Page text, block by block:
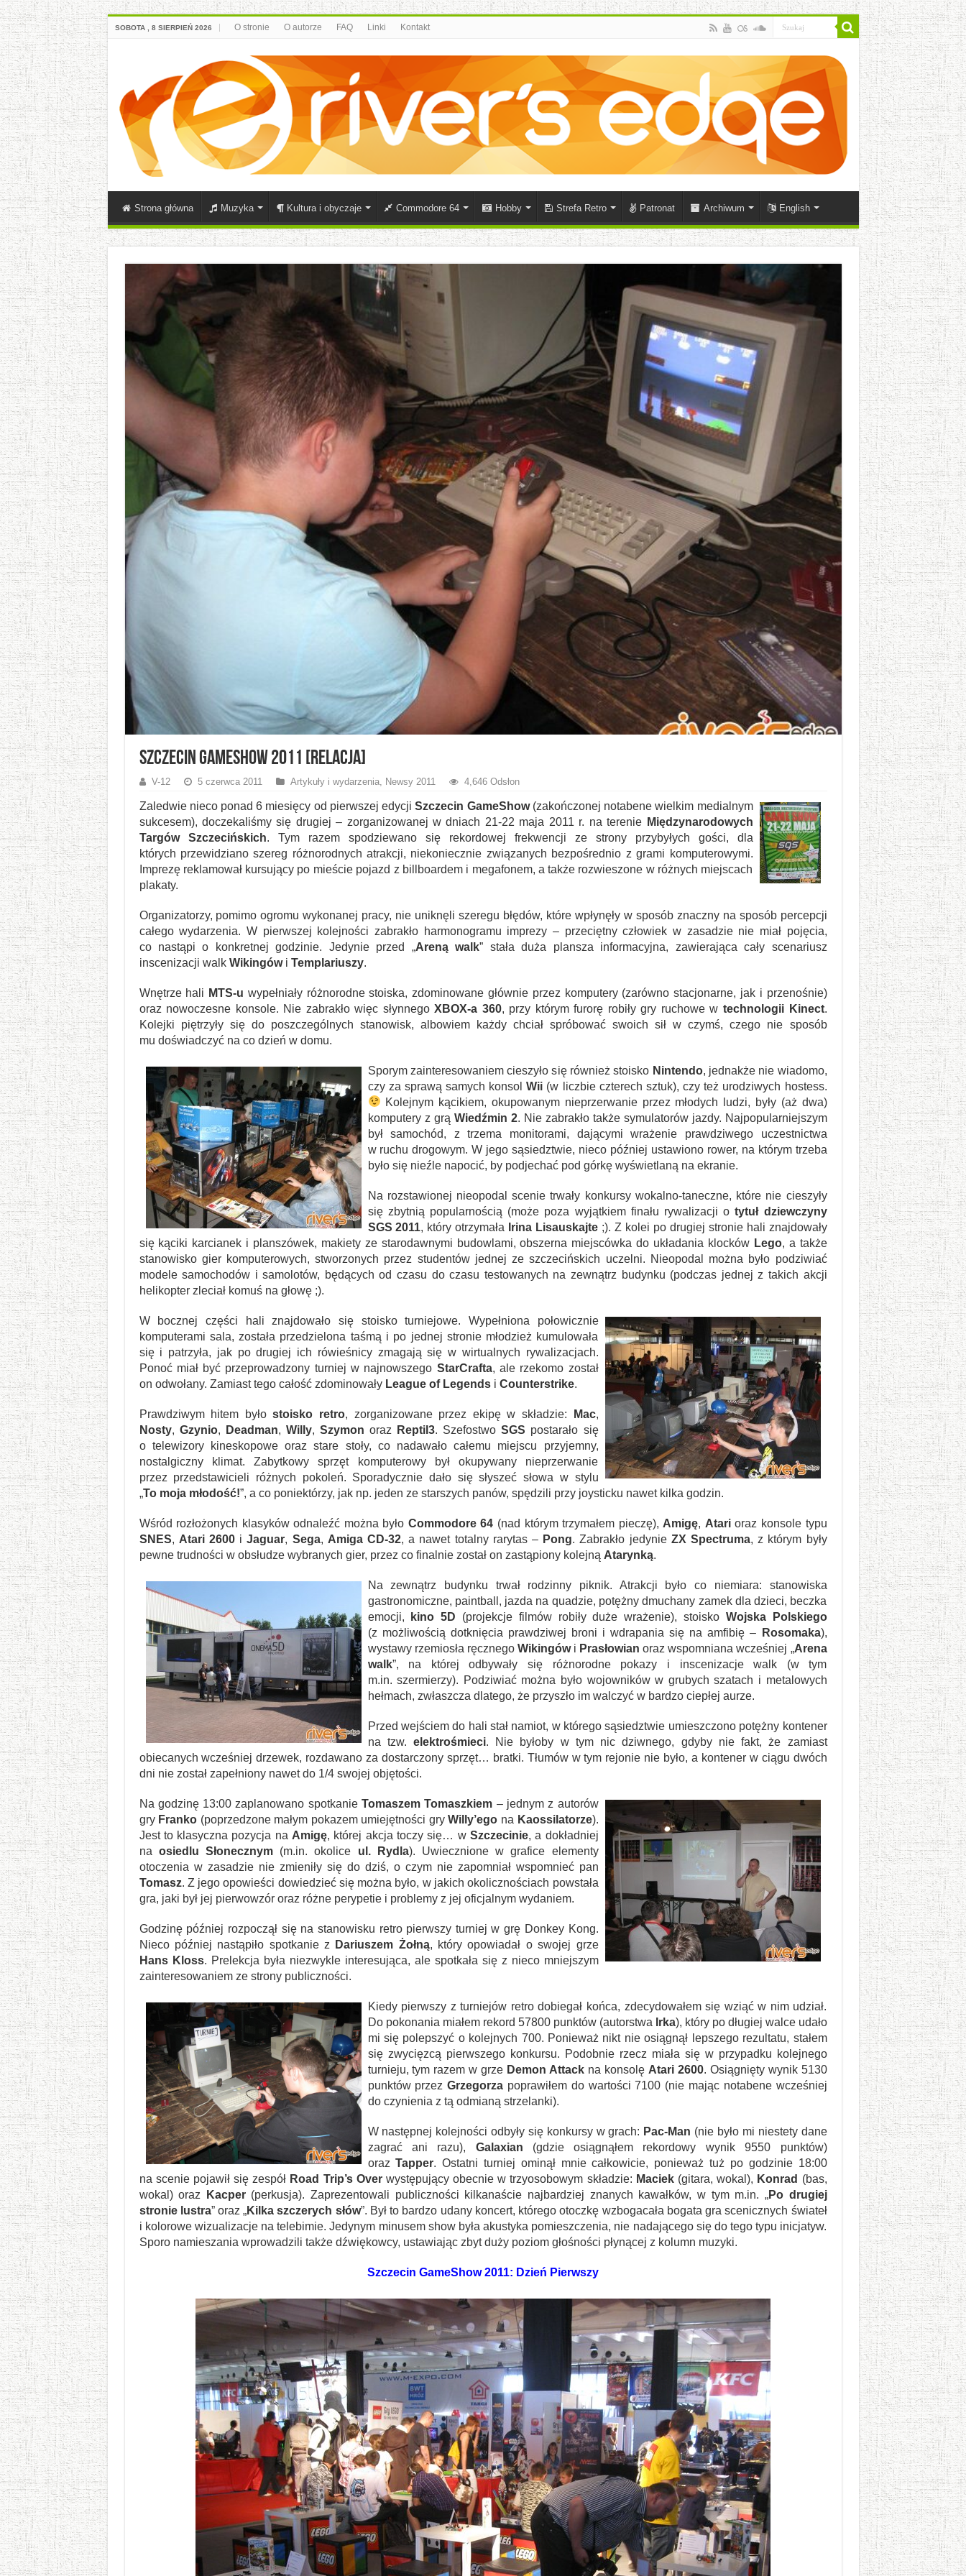
SOBOTA , 8 SIERPIEŃ 2026 O stronie O autorze FAQ Linki Kontakt
Strona główna Muzyka Kultura i obyczaje Commodore 64 Hobby Strefa Retro Patronat Archiwum English
Szczecin GameShow 2011 [relacja]
V-12 5 czerwca 2011 Artykuły i wydarzenia, Newsy 2011 4,646 Odsłon
Zaledwie nieco ponad 6 miesięcy od pierwszej edycjiSzczecin GameShow(zakończonej notabene wielkim medialnym
sukcesem), doczekaliśmy się drugiej – zorganizowanej w dniach 21-22 maja 2011 r. na terenie Międzynarodowych
Targów Szczecińskich. Tym razem spodziewano się rekordowej frekwencji ze strony przybyłych gości, dla
których przewidziano szereg różnorodnych atrakcji, niekoniecznie związanych bezpośrednio z grami komputerowymi.
Imprezę reklamował kursujący po mieście pojazd z billboardem i megafonem, a także rozwieszone w różnych miejscach
plakaty.
Organizatorzy, pomimo ogromu wykonanej pracy, nie uniknęli szeregu błędów, które wpłynęły w sposób znaczny na sposób percepcji
całego wydarzenia. W pierwszej kolejności zabrakło harmonogramu imprezy – przeciętny człowiek w zasadzie nie miał pojęcia,
co nastąpi o konkretnej godzinie. Jedynie przed „Areną walk” stała duża plansza informacyjna, zawierająca cały scenariusz
inscenizacji walk Wikingówi Templariuszy.
Wnętrze hali MTS-u wypełniały różnorodne stoiska, zdominowane głównie przez komputery (zarówno stacjonarne, jak i przenośnie)
oraz nowoczesne konsole. Nie zabrakło więc słynnegoXBOX-a 360, przy którym furorę robiły gry ruchowe w technologii Kinect.
Kolejki piętrzyły się do poszczególnych stanowisk, albowiem każdy chciał spróbować swoich sił w czymś, czego nie sposób
mu doświadczyć na co dzień w domu.
Sporym zainteresowaniem cieszyło się również stoisko Nintendo, jednakże nie wiadomo,
czy za sprawą samych konsolWii (w liczbie czterech sztuk), czy też urodziwych hostess.
Kolejnym kącikiem, okupowanym nieprzerwanie przez młodych ludzi, były (aż dwa)
komputery z grą Wiedźmin 2. Nie zabrakło także symulatorów jazdy. Najpopularniejszym
był samochód, z trzema monitorami, dającymi wrażenie prawdziwego uczestnictwa
w ruchu drogowym. W jego sąsiedztwie, nieco później ustawiono rower, na którym trzeba
było się nieźle napocić, by podjechać pod górkę wyświetlaną na ekranie.
Na rozstawionej nieopodal scenie trwały konkursy wokalno-taneczne, które nie cieszyły
się zbytnią popularnością (może poza wyjątkiem finału rywalizacji otytuł dziewczyny
SGS 2011, który otrzymała Irina Lisauskajte ;). Z kolei po drugiej stronie hali znajdowały
się kąciki karcianek i planszówek, makiety ze starodawnymi budowlami, obszerna miejscówka do układania klocków Lego, a także
stanowisko gier komputerowych, stworzonych przez studentów jednej ze szczecińskich uczelni. Nieopodal można było podziwiać
modele samochodów i samolotów, będących od czasu do czasu testowanych na zewnątrz budynku (podczas jednej z takich akcji
helikopter zleciał komuś na głowę ;).
W bocznej części hali znajdowało się stoisko turniejowe. Wypełniona połowicznie
komputerami sala, została przedzielona taśmą i po jednej stronie młodzież kumulowała
się i patrzyła, jak po drugiej ich rówieśnicy zmagają się w wirtualnych rywalizacjach.
Ponoć miał być przeprowadzony turniej w najnowszego StarCrafta, ale rzekomo został
on odwołany. Zamiast tego całość zdominowały League of Legendsi Counterstrike.
Prawdziwym hitem byłostoisko retro, zorganizowane przez ekipę w składzie: Mac,
Nosty, Gzynio, Deadman, Willy, Szymon oraz Reptil3. SzefostwoSGS postarało się
o telewizory kineskopowe oraz stare stoły, co nadawało całemu miejscu przyjemny,
nostalgiczny klimat. Zabytkowy sprzęt komputerowy był okupywany nieprzerwanie
przez przedstawicieli różnych pokoleń. Sporadycznie dało się słyszeć słowa w stylu
„To moja młodość!”, a co poniektórzy, jak np. jeden ze starszych panów, spędzili przy joysticku nawet kilka godzin.
Wśród rozłożonych klasyków odnaleźć można było Commodore 64 (nad którym trzymałem pieczę), Amigę, Atarioraz konsole typu
SNES, Atari 2600iJaguar, Sega, Amiga CD-32, a nawet totalny rarytas – Pong. Zabrakło jedynie ZX Spectruma, z którym były
pewne trudności w obsłudze wybranych gier, przez co finalnie został on zastąpiony kolejną Atarynką.
Na zewnątrz budynku trwał rodzinny piknik. Atrakcji było co niemiara: stanowiska
gastronomiczne, paintball, jazda na quadzie, potężny dmuchany zamek dla dzieci, beczka
emocji,
kino 5D (projekcje filmów robiły duże wrażenie), stoisko Wojska Polskiego
(z możliwością dotknięcia prawdziwej broni i wdrapania się na amfibię –
Rosomaka),
wystawy rzemiosła ręcznego Wikingówi Prasłowian oraz wspomniana wcześniej „Arena
walk”, na której odbywały się różnorodne pokazy i inscenizacje walk (w tym
m.in. szermierzy). Podziwiać można było wojowników w grubych szatach i metalowych
hełmach, zwłaszcza dlatego, że przyszło im walczyć w bardzo ciepłej aurze.
Przed wejściem do hali stał namiot, w którego sąsiedztwie umieszczono potężny kontener
na tzw. elektrośmieci. Nie byłoby w tym nic dziwnego, gdyby nie fakt, że zamiast
obiecanych wcześniej drzewek, rozdawano za dostarczony sprzęt… bratki. Tłumów w tym rejonie nie było, a kontener w ciągu dwóch
dni nie został zapełniony nawet do 1/4 swojej objętości.
Na godzinę 13:00 zaplanowano spotkanie Tomaszem Tomaszkiem – jednym z autorów
gry Franko (poprzedzone małym pokazem umiejętności gryWilly’ego na Kaossilatorze).
Jest to klasyczna pozycja na Amigę, której akcja toczy się… w Szczecinie, a dokładniej
na osiedlu Słonecznym(m.in. okolice ul. Rydla). Uwiecznione w grafice elementy
otoczenia w zasadzie nie zmieniły się do dziś, o czym nie zapomniał wspomnieć pan
Tomasz. Z jego opowieści dowiedzieć się można było, w jakich okolicznościach powstała
gra, jaki był jej pierwowzór oraz różne perypetie i problemy z jej oficjalnym wydaniem.
Godzinę później rozpoczął się na stanowisku retro pierwszy turniej w grę Donkey Kong.
Nieco później nastąpiło spotkanie z
Dariuszem Żołną, który opowiadał o swojej grze
Hans Kloss. Prelekcja była niezwykle interesująca, ale spotkała się z nieco mniejszym
zainteresowaniem ze strony publiczności.
Kiedy pierwszy z turniejów retro dobiegał końca, zdecydowałem się wziąć w nim udział.
Do pokonania miałem rekord 57800 punktów (autorstwa Irka), który po długiej walce udało
mi się polepszyć o kolejnych 700. Ponieważ nikt nie osiągnął lepszego rezultatu, stałem
się zwycięzcą pierwszego konkursu. Podobnie rzecz miała się w przypadku kolejnego
turnieju, tym razem w grze Demon Attack na konsolę Atari 2600. Osiągnięty wynik 5130
punktów przezGrzegorza poprawiłem do wartości 7100 (nie mając notabene wcześniej
do czynienia z tą odmianą strzelanki).
W następnej kolejności odbyły się konkursy w grach: Pac-Man (nie było mi niestety dane
zagrać ani razu), Galaxian (gdzie osiągnąłem rekordowy wynik 9550 punktów)
orazTapper. Ostatni turniej ominął mnie całkowicie, ponieważ tuż po godzinie 18:00
na scenie pojawił się zespół Road Trip’s Overwystępujący obecnie w trzyosobowym składzie: Maciek(gitara, wokal), Konrad (bas,
wokal) oraz
Kacper(perkusja). Zaprezentowali publiczności kilkanaście najbardziej znanych kawałków, w tym m.in. „Po drugiej
stronie lustra” oraz „Kilka szczerych słów”. Był to bardzo udany koncert, którego otoczkę wzbogacała bogata gra scenicznych świateł
i kolorowe wizualizacje na telebimie. Jedynym minusem show była akustyka pomieszczenia, nie nadającego się do tego typu inicjatyw.
Sporo namieszania wprowadzili także dźwiękowcy, ustawiając zbyt duży poziom głośności płynącej z kolumn muzyki.
Szczecin GameShow 2011: Dzień Pierwszy